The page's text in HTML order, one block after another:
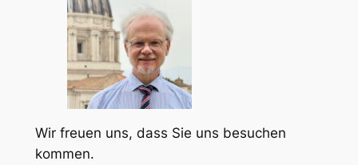
Wir freuen uns, dass Sie uns besuchen
kommen.